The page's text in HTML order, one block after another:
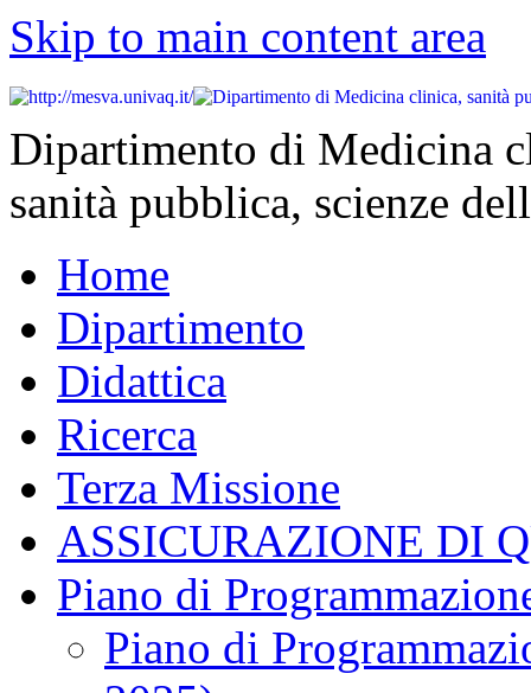
Skip to main content area
Dipartimento di Medicina
sanità pubblica, scienze
Home
Dipartimento
Didattica
Ricerca
Terza Missione
ASSICURAZIONE DI
Piano di
Piano di